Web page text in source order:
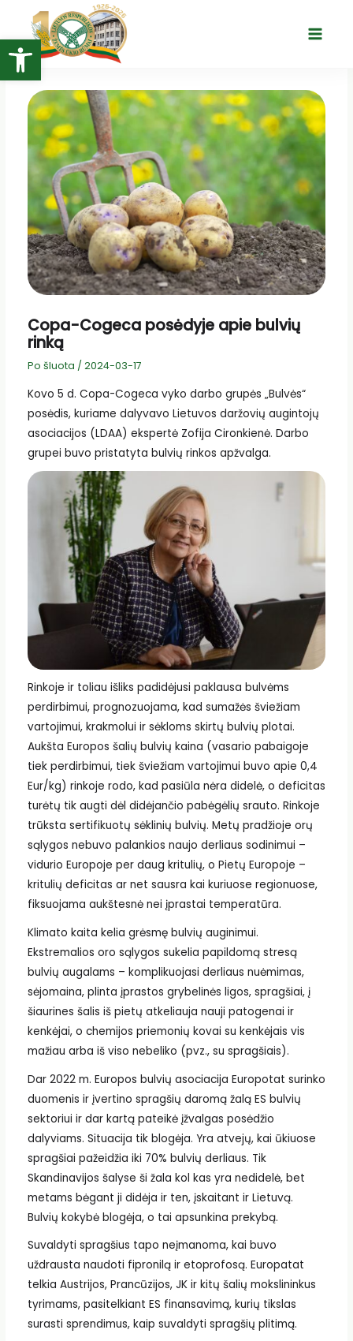
Open toolbar
turinio
Main
Copa-Cogeca posėdyje apie bulvių
rinką
Po šluota / 2024-03-17
Kovo 5 d. Copa-Cogeca vyko darbo grupės „Bulvės“
posėdis, kuriame dalyvavo Lietuvos daržovių augintojų
asociacijos (LDAA) ekspertė Zofija Cironkienė. Darbo
grupei buvo pristatyta bulvių rinkos apžvalga.
Rinkoje ir toliau išliks padidėjusi paklausa bulvėms
perdirbimui, prognozuojama, kad sumažės šviežiam
vartojimui, krakmolui ir sėkloms skirtų bulvių plotai.
Aukšta Europos šalių bulvių kaina (vasario pabaigoje
tiek perdirbimui, tiek šviežiam vartojimui buvo apie 0,4
Eur/kg) rinkoje rodo, kad pasiūla nėra didelė, o deficitas
turėtų tik augti dėl didėjančio pabėgėlių srauto. Rinkoje
trūksta sertifikuotų sėklinių bulvių. Metų pradžioje orų
sąlygos nebuvo palankios naujo derliaus sodinimui –
vidurio Europoje per daug kritulių, o Pietų Europoje –
kritulių deficitas ar net sausra kai kuriuose regionuose,
fiksuojama aukštesnė nei įprastai temperatūra.
Klimato kaita kelia grėsmę bulvių auginimui.
Ekstremalios oro sąlygos sukelia papildomą stresą
bulvių augalams – komplikuojasi derliaus nuėmimas,
sėjomaina, plinta įprastos grybelinės ligos, spragšiai, į
šiaurines šalis iš pietų atkeliauja nauji patogenai ir
kenkėjai, o chemijos priemonių kovai su kenkėjais vis
mažiau arba iš viso nebeliko (pvz., su spragšiais).
Dar 2022 m. Europos bulvių asociacija Europotat surinko
duomenis ir įvertino spragšių daromą žalą ES bulvių
sektoriui ir dar kartą pateikė įžvalgas posėdžio
dalyviams. Situacija tik blogėja. Yra atvejų, kai ūkiuose
spragšiai pažeidžia iki 70% bulvių derliaus. Tik
Skandinavijos šalyse ši žala kol kas yra nedidelė, bet
metams bėgant ji didėja ir ten, įskaitant ir Lietuvą.
Bulvių kokybė blogėja, o tai apsunkina prekybą.
Suvaldyti spragšius tapo neįmanoma, kai buvo
uždrausta naudoti fipronilą ir etoprofosą. Europatat
telkia Austrijos, Prancūzijos, JK ir kitų šalių mokslininkus
tyrimams, pasitelkiant ES finansavimą, kurių tikslas
surasti sprendimus, kaip suvaldyti spragšių plitimą.